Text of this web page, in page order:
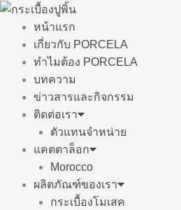
Skip
content
หน้าแรก
เกี่ยวกับ PORCELA
ทำไมต้อง PORCELA
บทความ
ข่าวสารและกิจกรรม
ติดต่อเรา
ตัวแทนจำหน่าย
แคตตาล็อก
Morocco
ผลิตภัณฑ์ของเรา
กระเบื้องโมเสค